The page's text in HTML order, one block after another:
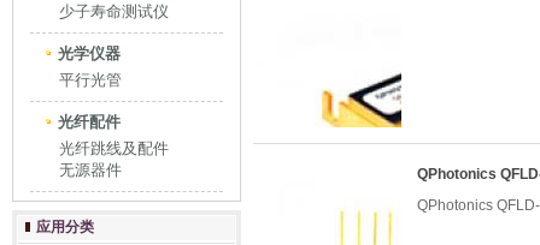
少子寿命测试仪
光学仪器
平行光管
光纤配件
光纤跳线及配件
无源器件
应用分类
QPhotonics
QPhotonics